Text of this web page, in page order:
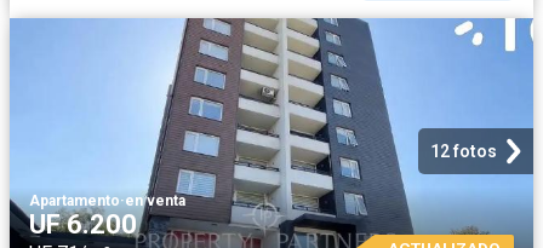
12 fotos
Apartamento·en venta
UF 6.200